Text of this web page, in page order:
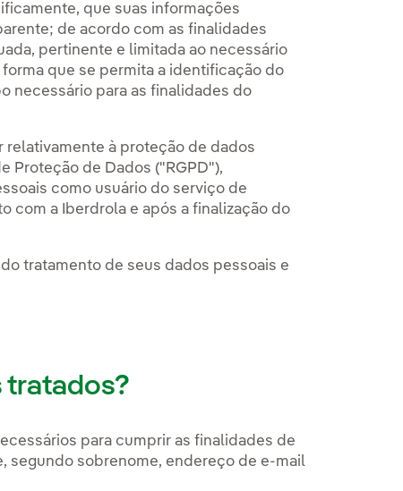
que suas informações
de acordo com as finalidades
pertinente e limitada ao necessário
que se permita a identificação do
necessário para as finalidades do
relativamente à proteção de dados
Proteção de Dados ("RGPD"),
como usuário do serviço de
com a Iberdrola e após a finalização do
tratamento de seus dados pessoais e
tratados?
para cumprir as finalidades de
segundo sobrenome, endereço de e-mail